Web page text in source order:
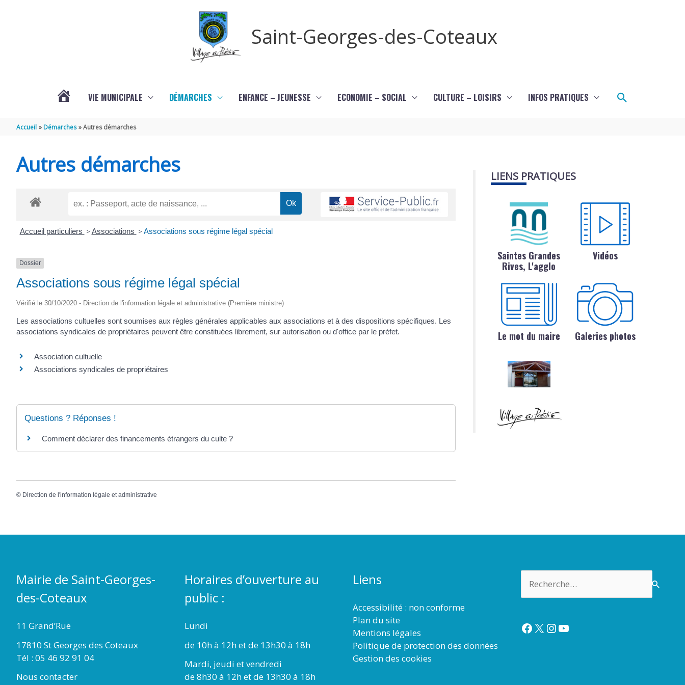
Saint-Georges-des-Coteaux
VIE MUNICIPALE DÉMARCHES ENFANCE – JEUNESSE ECONOMIE – SOCIAL CULTURE – LOISIRS INFOS PRATIQUES Rechercher
Accueil Démarches Autres démarches
Autres démarches
Accueil particuliers > Associations > Associations sous régime légal spécial
Dossier
Associations sous régime légal spécial
Vérifié le 30/10/2020 - Direction de l'information légale et administrative (Première ministre)
Les associations cultuelles sont soumises aux règles générales applicables aux associations et à des dispositions spécifiques. Les
associations syndicales de propriétaires peuvent être constituées librement, sur autorisation ou d'office par le préfet.
Association cultuelle
Associations syndicales de propriétaires
Questions ? Réponses !
Comment déclarer des financements étrangers du culte ?
© Direction de l'information légale et administrative
LIENS PRATIQUES
Saintes Grandes
Rives, L'agglo
Vidéos
Le mot du maire Galeries photos
Mairie de Saint-Georges-
des-Coteaux
11 Grand’Rue
17810 St Georges des Coteaux
Tél : 05 46 92 91 04
Nous contacter
Horaires d’ouverture au
public :
Lundi
de 10h à 12h et de 13h30 à 18h
Mardi, jeudi et vendredi
de 8h30 à 12h et de 13h30 à 18h
Liens
Accessibilité : non conforme
Plan du site
Mentions légales
Politique de protection des données
Gestion des cookies
Facebook
X Instagram
YouTube